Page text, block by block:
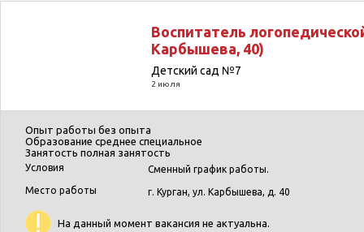
Воспитатель
Карбышева, 40)
Детский сад №7
2 июля
Опыт работы без опыта
Образование среднее специальное
Занятость полная занятость
Условия
Сменный график работы.
Место работы
г. Курган, ул. Карбышева, д. 40
На данный момент вакансия не актуальна.